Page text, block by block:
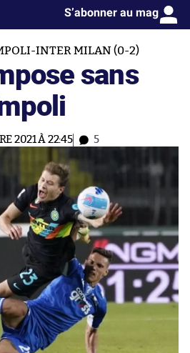
S’abonner au mag
INTER MILAN (0-2)
sans
2021 À 22:45 5